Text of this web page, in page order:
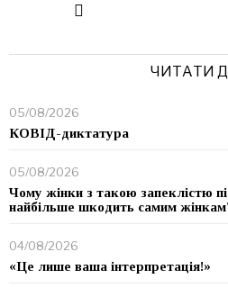
ЧИТАТИ
05/08/2026
КОВІД-диктатура
05/08/2026
Чому жінки з такою запеклістю
найбільше шкодить самим
04/08/2026
«Це лише ваша інтерпретація!»